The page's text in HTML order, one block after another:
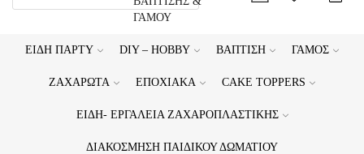
ΕΊΔΗ ΠΆΡΤΥ DIY – HOBBY ΒΆΠΤΙΣΗ ΓΆΜΟΣ
ΖΑΧΑΡΩΤΆ ΕΠΟΧΙΑΚΆ CAKE TOPPERS
ΕΊΔΗ- ΕΡΓΑΛΕΊΑ ΖΑΧΑΡΟΠΛΑΣΤΙΚΉΣ
ΔΙΑΚΌΣΜΗΣΗ ΠΑΙΔΙΚΟΎ ΔΩΜΑΤΊΟΥ